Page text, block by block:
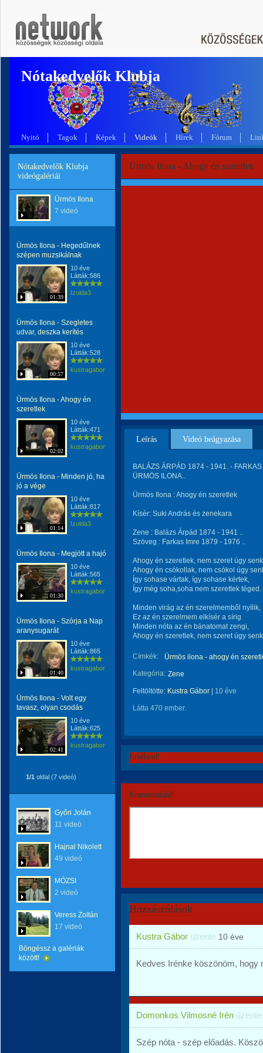
Nótakedvelők Klubja
Nyitó Tagok Képek Videók Hírek Fórum
Nótakedvelők Klubja
videógalériái
Ürmös Ilona
7 videó
Ürmös Ilona - Hegedűlnek
szépen muzsikálnak
01:39
10 éve
Látták:586
Izolda3
Ürmös Ilona - Szegletes
udvar, deszka kerítés
00:57
10 éve
Látták:528
kustragabor
Ürmös Ilona - Ahogy én
szeretlek
02:02
10 éve
Látták:471
kustragabor
Ürmös Ilona - Minden jó, ha
jó a vége
01:14
10 éve
Látták:817
Izolda3
Ürmös Ilona - Megjött a hajó
01:30
10 éve
Látták:565
kustragabor
Ürmös Ilona - Szórja a Nap
aranysugarát
01:40
10 éve
Látták:865
kustragabor
Ürmös Ilona - Volt egy
tavasz, olyan csodás
02:41
10 éve
Látták:625
kustragabor
1/1 oldal (7 videó)
Győri Jolán
11 videó
Hajnal Nikolett
49 videó
MÓZSI
2 videó
Veress Zoltán
17 videó
Böngéssz a galériák
között!
Ürmös Ilona - Ahogy én szeretlek
Leírás Videó beágyazása
BALÁZS ÁRPÁD 1874 - 1941. -
ÜRMÖS ILONA..
Ürmös Ilona : Ahogy én szeretlek
Kísér: Suki András és zenekara
Zene : Balázs Árpád 1874 - 1941 ..
Szöveg : Farkas Imre 1879 - 1976 ..
Ahogy én szeretlek, nem szeret úgy
Ahogy én csókollak, nem csókol úgy
Így sohase vártak, így sohase kértek,
Így még soha,soha nem szerettek téged.
Minden virág az én szerelmemből nyílik,
Ez az én szerelmem elkísér a sírig
Minden nóta az én bánatomat zengi,
Ahogy én szeretlek, nem szeret úgy
Címkék:
Ürmös ilona - ahogy én
Kategória: Zene
Feltöltötte: Kustra Gábor 10 éve
Látta 470 ember.
Értékeld!
Kommentáld!
Hozzászólások
Kustra Gábor üzente 10 éve
Kedves Irénke köszönöm, hogy
Domonkos Vilmosné Irén
Szép nóta - szép előadás.